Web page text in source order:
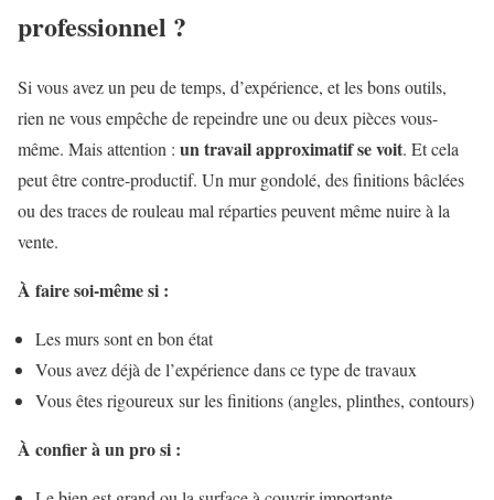
professionnel ?
Si vous avez un peu de temps, d’expérience, et les bons outils,
rien ne vous empêche de repeindre une ou deux pièces vous-
même. Mais attention : un travail approximatif se voit. Et cela
peut être contre-productif. Un mur gondolé, des finitions bâclées
ou des traces de rouleau mal réparties peuvent même nuire à la
vente.
À faire soi-même si :
Les murs sont en bon état
Vous avez déjà de l’expérience dans ce type de travaux
Vous êtes rigoureux sur les finitions (angles, plinthes, contours)
À confier à un pro si :